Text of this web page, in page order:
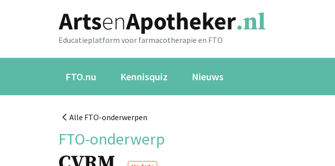
Educatieplatform voor farmacotherapie en FTO
FTO.nu Kennisquiz Nieuws
Alle FTO-onderwerpen
FTO-onderwerp